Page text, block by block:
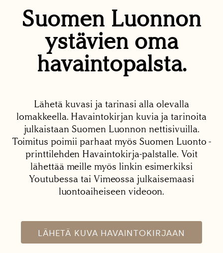
Suomen Luonnon
ystävien oma
havaintopalsta.
Lähetä kuvasi ja tarinasi alla olevalla
lomakkeella. Havaintokirjan kuvia ja tarinoita
julkaistaan Suomen Luonnon nettisivuilla.
Toimitus poimii parhaat myös Suomen Luonto -
printtilehden Havaintokirja-palstalle. Voit
lähettää meille myös linkin esimerkiksi
Youtubessa tai Vimeossa julkaisemaasi
luontoaiheiseen videoon.
LÄHETÄ KUVA HAVAINTOKIRJAAN